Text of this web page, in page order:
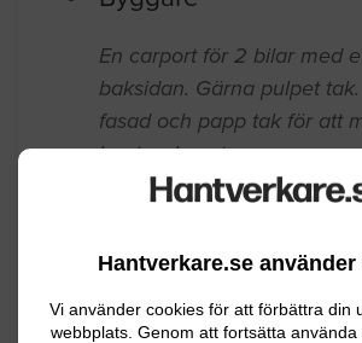
Hantverkare.se
Vi använder cookies för att förbättra din
webbplats. Genom att fortsätta
En carport för 2 bilar med
baksidan. Gärna pulpet
fasad och papp tak för att
boningshuset
Helsingborg 07.22.2024
Byggare
Läckande uterums tak 15